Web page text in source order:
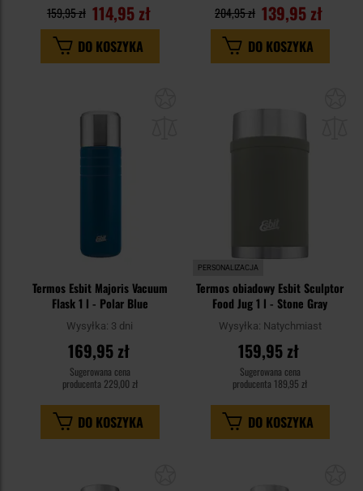
114,95 zł
159,95 zł
DO KOSZYKA
139,95 zł
204,95 zł
DO KOSZYKA
Termos Esbit Majoris Vacuum
Flask 1 l - Polar Blue
Wysyłka: 3 dni
169,95 zł
Sugerowana cena
producenta 229,00 zł
DO KOSZYKA
PERSONALIZACJA
Termos obiadowy Esbit Sculptor
Food Jug 1 l - Stone Gray
Wysyłka: Natychmiast
159,95 zł
Sugerowana cena
producenta 189,95 zł
DO KOSZYKA